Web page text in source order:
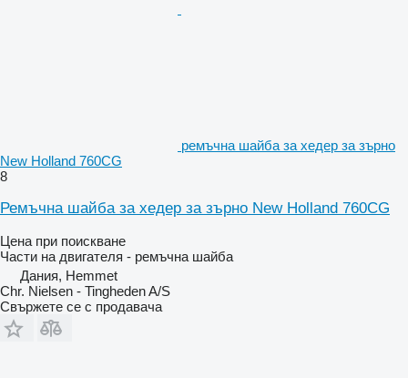
ремъчна шайба за хедер за зърно
New Holland 760CG
8
Ремъчна шайба за хедер за зърно New Holland 760CG
Цена при поискване
Части на двигателя - ремъчна шайба
Дания, Hemmet
Chr. Nielsen - Tingheden A/S
Свържете се с продавача